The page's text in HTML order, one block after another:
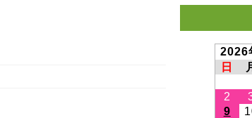
2026
日
2
9